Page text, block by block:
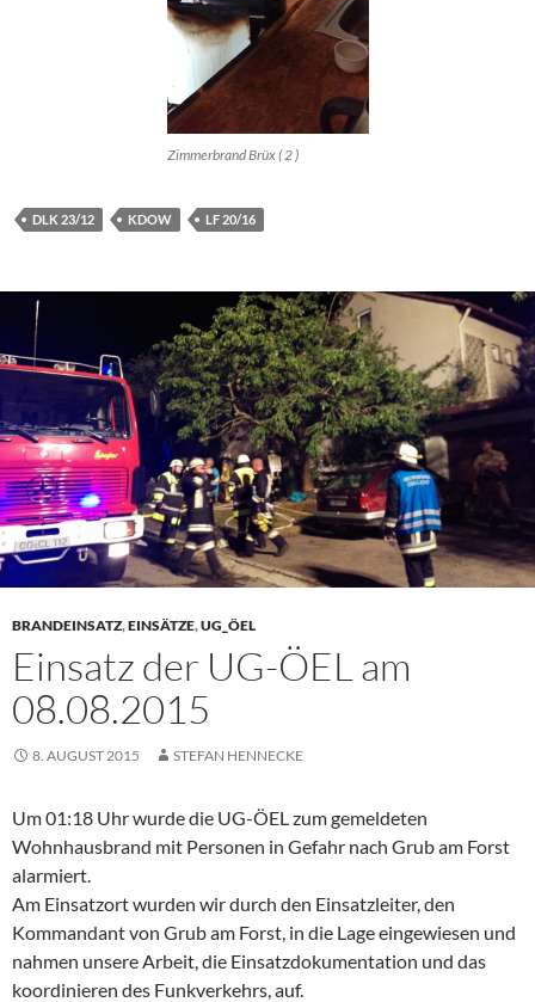
Zimmerbrand Brüx ( 2 )
DLK 23/12 KDOW LF 20/16
BRANDEINSATZ,EINSÄTZE,UG_ÖEL
Einsatz der UG-ÖEL am
08.08.2015
8. AUGUST 2015 STEFAN HENNECKE
Um 01:18 Uhr wurde die UG-ÖEL zum gemeldeten
Wohnhausbrand mit Personen in Gefahr nach Grub am Forst
alarmiert.
Am Einsatzort wurden wir durch den Einsatzleiter, den
Kommandant von Grub am Forst, in die Lage eingewiesen und
nahmen unsere Arbeit, die Einsatzdokumentation und das
koordinieren des Funkverkehrs, auf.